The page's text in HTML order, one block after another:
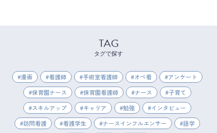
TAG
タグで探す
漫画 看護師 手術室看護師 オペ看
アンケート
保育園ナース
保育園看護師 ナース
子育て
スキルアップ
キャリア 勉強
インタビュー
訪問看護
看護学生 ナースインフルエンサー
語学